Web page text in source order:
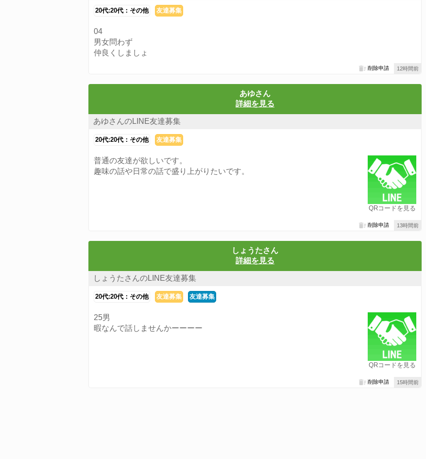
20代:20代：その他 友達募集
04
男女問わず
仲良くしましょ
12時間前
削除申請
あゆさん
詳細を見る
あゆさんのLINE友達募集
20代:20代：その他 友達募集
QRコードを見る
普通の友達が欲しいです。
趣味の話や日常の話で盛り上がりたいです。
13時間前
削除申請
しょうたさん
詳細を見る
しょうたさんのLINE友達募集
20代:20代：その他 友達募集 友達募集
QRコードを見る
25男
暇なんで話しませんかーーーー
15時間前
削除申請